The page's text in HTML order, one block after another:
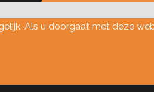
Als u doorgaat met deze